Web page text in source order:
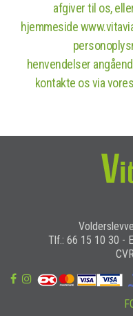
afgiver til os,
hjemmeside
henvendelser
kontakte os via
Tlf.: 66 15 10 30 -